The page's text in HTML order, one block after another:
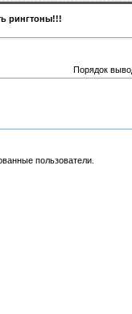
рингтоны!!!
Порядок
пользователи.